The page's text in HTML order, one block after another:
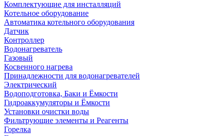
Комплектующие для инсталляций
Котельное оборудование
Автоматика котельного оборудования
Датчик
Контроллер
Водонагреватель
Газовый
Косвенного нагрева
Принадлежности для водонагревателей
Электрический
Водоподготовка, Баки и Ёмкости
Гидроаккумуляторы и Ёмкости
Установки очистки воды
Фильтрующие элементы и Реагенты
Горелка